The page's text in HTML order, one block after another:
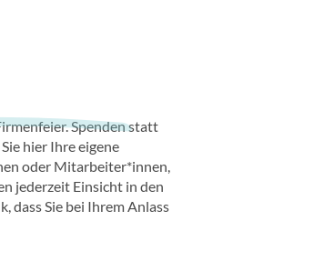
Spenden statt
hier Ihre eigene
oder Mitarbeiter*innen,
jederzeit Einsicht in den
dass Sie bei Ihrem Anlass